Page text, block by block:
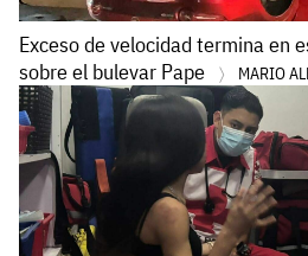
Exceso de velocidad termina en
sobre el bulevar Pape
MARIO